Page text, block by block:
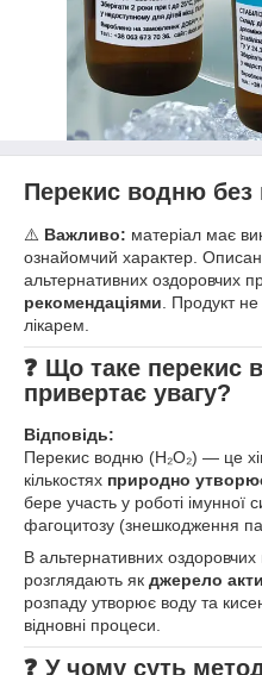
Перекис водню без
⚠️ Важливо: матеріал має
ознайомчий характер.
альтернативних оздоровчих
рекомендаціями . Продукт
лікарем.
❓ Що таке перекис
привертає увагу?
Відповідь:
Перекис водню (H₂O₂) — це
кількостях природно
бере участь у роботі
фагоцитозу (знешкодження
В альтернативних
розглядають як джерело
розпаду утворює воду та
відновні процеси.
❓ У чому суть